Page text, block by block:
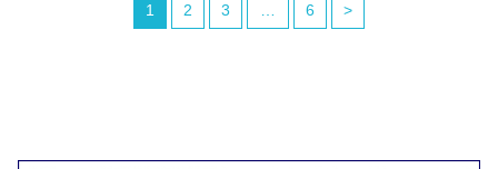
1 2 3 6 >